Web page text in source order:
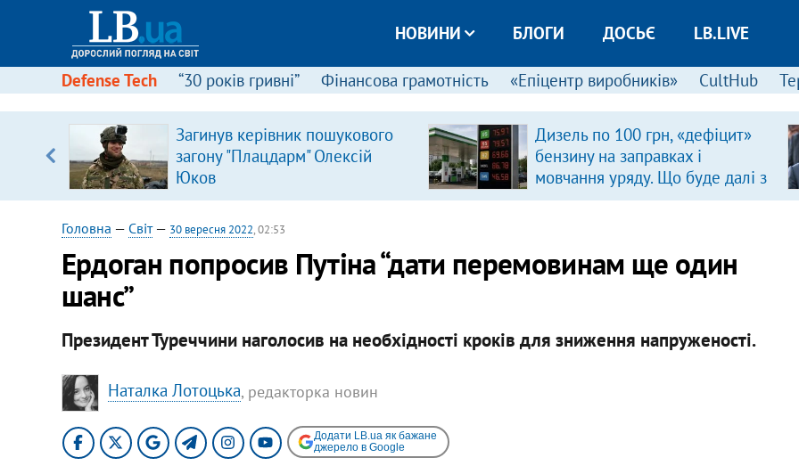
НОВИНИ БЛОГИ ДОСЬЄ LB.LIVE
Defense Tech “30 років гривні” Фінансова грамотність «Епіцентр виробників» CultHub
Загинув керівник пошукового
загону "Плацдарм" Олексій
Юков
Дизель по 100 грн, «дефіцит»
бензину на заправках і
мовчання уряду. Що буде далі з
цінами на пальне?
Головна — Світ— 30 вересня 2022, 02:53
Ердоган попросив Путіна “дати перемовинам ще один
шанс”
Президент Туреччини наголосив на необхідності кроків для зниження напруженості.
Наталка Лотоцька, редакторка новин
Додати LB.ua як бажане
джерело в Google